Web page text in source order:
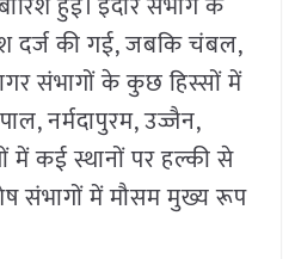
दर्ज की गई, जबकि चंबल,
संभागों के कुछ हिस्सों में
नर्मदापुरम, उज्जैन,
में कई स्थानों पर हल्की से
संभागों में मौसम मुख्य रूप